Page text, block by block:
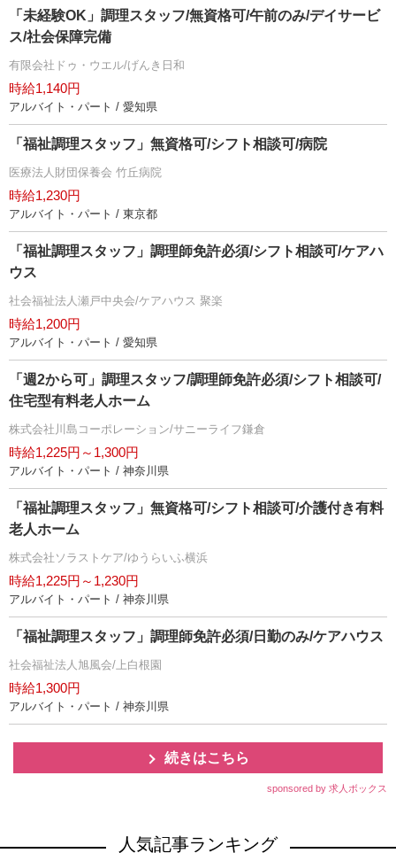
「未経験OK」調理スタッフ/無資格可/午前のみ/デイサービ
ス/社会保障完備
有限会社ドゥ・ウエル/げんき日和
時給1,140円
アルバイト・パート / 愛知県
「福祉調理スタッフ」無資格可/シフト相談可/病院
医療法人財団保養会 竹丘病院
時給1,230円
アルバイト・パート / 東京都
「福祉調理スタッフ」調理師免許必須/シフト相談可/ケアハ
ウス
社会福祉法人瀬戸中央会/ケアハウス 聚楽
時給1,200円
アルバイト・パート / 愛知県
「週2から可」調理スタッフ/調理師免許必須/シフト相談可/
住宅型有料老人ホーム
株式会社川島コーポレーション/サニーライフ鎌倉
時給1,225円～1,300円
アルバイト・パート / 神奈川県
「福祉調理スタッフ」無資格可/シフト相談可/介護付き有料
老人ホーム
株式会社ソラストケア/ゆうらいふ横浜
時給1,225円～1,230円
アルバイト・パート / 神奈川県
「福祉調理スタッフ」調理師免許必須/日勤のみ/ケアハウス
社会福祉法人旭風会/上白根園
時給1,300円
アルバイト・パート / 神奈川県
続きはこちら
sponsored by 求人ボックス
人気記事ランキング